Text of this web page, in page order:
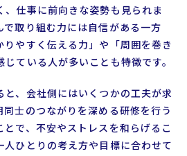
、仕事に前向きな姿勢も見られま
取り組む力には自信がある一方
りやすく伝える力」や「周囲を巻き
ている人が多いことも特徴です。
と、会社側にはいくつかの工夫が求
士のつながりを深める研修を行う
とで、不安やストレスを和らげるこ
人ひとりの考え方や目標に合わせて